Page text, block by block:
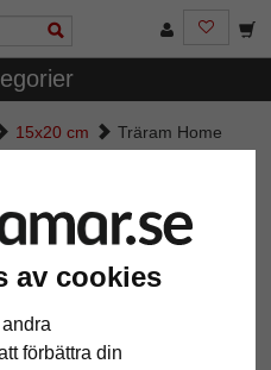
av cookies
förbättra din
15x20 cm
Träram Home
passepartout